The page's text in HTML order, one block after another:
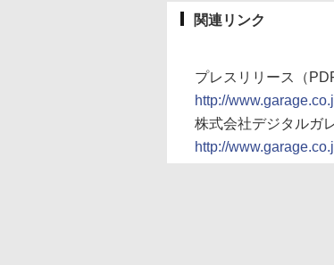
関連リンク
プレスリリース（PDF
http://
株式会社デジタルガ
http://